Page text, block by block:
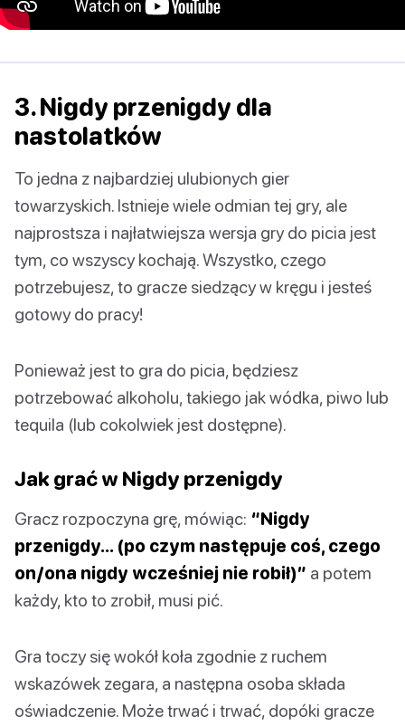
3. Nigdy przenigdy dla
nastolatków
To jedna z najbardziej ulubionych gier
towarzyskich. Istnieje wiele odmian tej gry, ale
najprostsza i najłatwiejsza wersja gry do picia jest
tym, co wszyscy kochają. Wszystko, czego
potrzebujesz, to gracze siedzący w kręgu i jesteś
gotowy do pracy!
Ponieważ jest to gra do picia, będziesz
potrzebować alkoholu, takiego jak wódka, piwo lub
tequila (lub cokolwiek jest dostępne).
Jak grać w Nigdy przenigdy
Gracz rozpoczyna grę, mówiąc: “Nigdy
przenigdy… (po czym następuje coś, czego
on/ona nigdy wcześniej nie robił)” a potem
każdy, kto to zrobił, musi pić.
Gra toczy się wokół koła zgodnie z ruchem
wskazówek zegara, a następna osoba składa
oświadczenie. Może trwać i trwać, dopóki gracze